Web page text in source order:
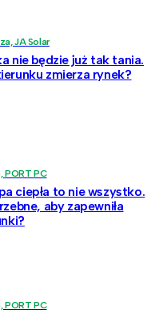
JA Solar
nie będzie już tak tania.
zmierza rynek?
PORT PC
ciepła to nie wszystko.
aby zapewniła
PORT PC